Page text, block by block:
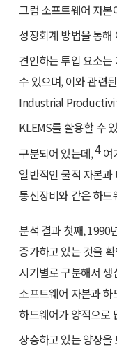
그럼 소프트웨어 자
성장회계 방법을 통해
견인하는 투입 요소는
수 있으며, 이와 관련
Industrial
KLEMS를 활용할 수
구분되어 있는데,4여
일반적인 물적 자본
통신장비와 같은 하
분석 결과 첫째, 1990
증가하고 있는 것을
시기별로 구분해서
소프트웨어 자본과
하드웨어가 양적으로
상승하고 있는 양상을